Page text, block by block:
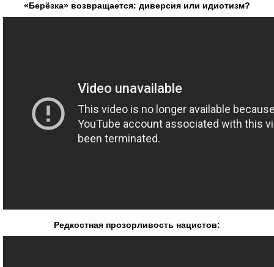
«Берёзка» возвращается: диверсия или идиотизм?
Редкостная прозорливость нацистов: